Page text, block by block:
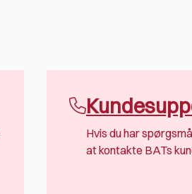
Hvis du har
at kontakte BATs